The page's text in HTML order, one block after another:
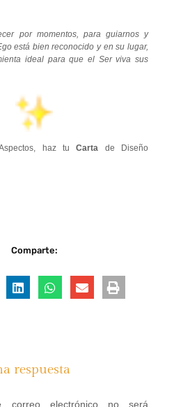
por momentos, para guiarnos y
está bien reconocido y en su lugar,
ideal para que el Ser viva sus
haz tu Carta de Diseño
Comparte:
respuesta
correo electrónico no será